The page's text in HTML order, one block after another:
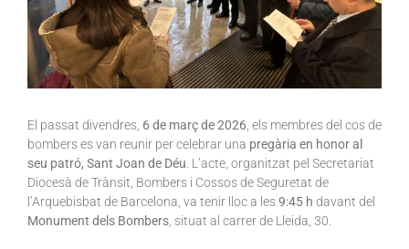
El passat divendres, 6 de març de 2026 , els membres del cos de
bombers es van reunir per celebrar una pregària en honor al
seu patró, Sant Joan de Déu . L’acte, organitzat pel Secretariat
Diocesà de Trànsit, Bombers i Cossos de Seguretat de
l’Arquebisbat de Barcelona, va tenir lloc a les9:45 h davant del
Monument dels Bombers , situat al carrer de Lleida, 30.